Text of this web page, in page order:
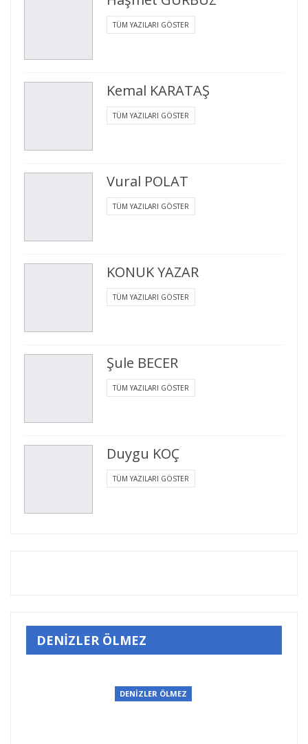
TÜM YAZILARI GÖSTER
Kemal KARATAŞ
TÜM YAZILARI GÖSTER
Vural POLAT
TÜM YAZILARI GÖSTER
KONUK YAZAR
TÜM YAZILARI GÖSTER
Şule BECER
TÜM YAZILARI GÖSTER
Duygu KOÇ
TÜM YAZILARI GÖSTER
DENİZLER ÖLMEZ
DENİZLER ÖLMEZ